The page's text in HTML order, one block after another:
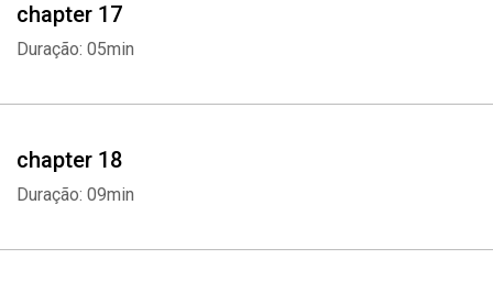
chapter 17
Duração: 05min
chapter 18
Duração: 09min